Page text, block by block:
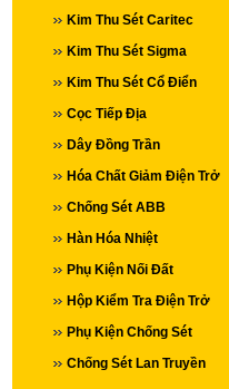
Kim Thu Sét Caritec
Kim Thu Sét Sigma
Kim Thu Sét Cổ Điển
Cọc Tiếp Địa
Dây Đồng Trần
Hóa Chất Giảm Điện Trở
Chống Sét ABB
Hàn Hóa Nhiệt
Phụ Kiện Nối Đất
Hộp Kiểm Tra Điện Trở
Phụ Kiện Chống Sét
Chống Sét Lan Truyền